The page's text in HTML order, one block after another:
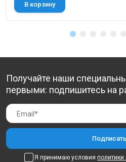
В корзину
Получайте наши
первыми: подпишитесь на
Я принимаю условия политики